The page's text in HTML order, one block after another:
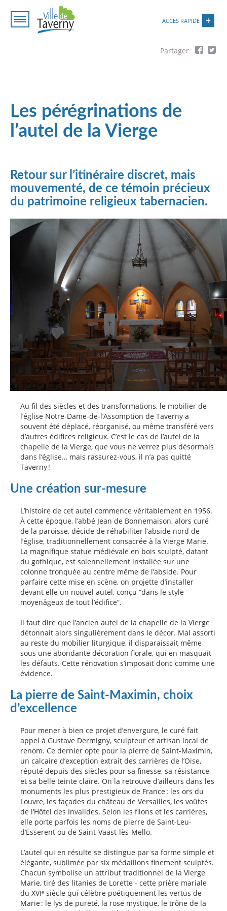
contenu
ACCÈS RAPIDE
Les pérégrinations de
l’autel de la Vierge
Retour sur l’itinéraire discret, mais
mouvementé, de ce témoin précieux
du patrimoine religieux tabernacien.
Au fil des siècles et des transformations, le mobilier de
l’église Notre-Dame-de-l’Assomption de Taverny a
souvent été déplacé, réorganisé, ou même transféré vers
d’autres édifices religieux. C’est le cas de l’autel de la
chapelle de la Vierge, que vous ne verrez plus désormais
dans l’église… mais rassurez-vous, il n’a pas quitté
Taverny !
Une création sur-mesure
L’histoire de cet autel commence véritablement en 1956.
À cette époque, l’abbé Jean de Bonnemaison, alors curé
de la paroisse, décide de réhabiliter l’abside nord de
l’église, traditionnellement consacrée à la Vierge Marie.
La magnifique statue médiévale en bois sculpté, datant
du gothique, est solennellement installée sur une
colonne tronquée au centre même de l’abside. Pour
parfaire cette mise en scène, on projette d’installer
devant elle un nouvel autel, conçu “dans le style
moyenâgeux de tout l’édifice”.
Il faut dire que l’ancien autel de la chapelle de la Vierge
détonnait alors singulièrement dans le décor. Mal assorti
au reste du mobilier liturgique, il disparaissait même
sous une abondante décoration florale, qui en masquait
les défauts. Cette rénovation s’imposait donc comme une
évidence.
La pierre de Saint-Maximin, choix
d’excellence
Pour mener à bien ce projet d’envergure, le curé fait
appel à Gustave Dermigny, sculpteur et artisan local de
renom. Ce dernier opte pour la pierre de Saint-Maximin,
un calcaire d’exception extrait des carrières de l’Oise,
réputé depuis des siècles pour sa finesse, sa résistance
et sa belle teinte claire. On la retrouve d’ailleurs dans les
monuments les plus prestigieux de France : les ors du
Louvre, les façades du château de Versailles, les voûtes
de l’Hôtel des Invalides. Selon les filons et les carrières,
elle porte parfois les noms de pierre de Saint-Leu-
d’Esserent ou de Saint-Vaast-lès-Mello.
L’autel qui en résulte se distingue par sa forme simple et
élégante, sublimée par six médaillons finement sculptés.
Chacun symbolise un attribut traditionnel de la Vierge
Marie, tiré des litanies de Lorette - cette prière mariale
du XVIᵉ siècle qui célèbre poétiquement les vertus de
Marie : le lys de pureté, la rose mystique, le trône de la
Paramétrer les cookies